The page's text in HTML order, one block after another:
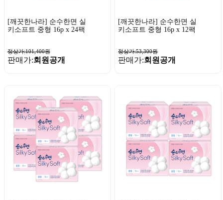
[깨끗한나라] 순수한면 실
키소프트 중형 16p x 24팩
정상가:101,400원
판매가:회원공개
[깨끗한나라] 순수한면 실
키소프트 중형 16p x 12팩
정상가:53,300원
판매가:회원공개